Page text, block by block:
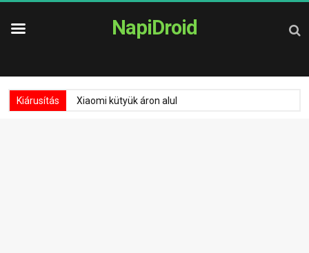
NapiDroid
Kiárusítás Xiaomi kütyük áron alul